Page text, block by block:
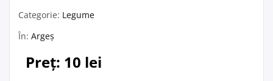
Categorie: Legume
În: Argeș
Preț: 10 lei